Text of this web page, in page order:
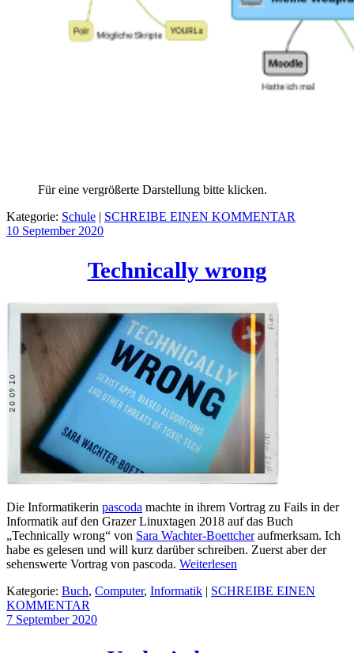
Für eine vergrößerte Darstellung bitte klicken.
Kategorie: Schule | SCHREIBE EINEN KOMMENTAR
10 September 2020
Technically wrong
Die Informatikerin pascoda machte in ihrem Vortrag zu Fails in der
Informatik auf den Grazer Linuxtagen 2018 auf das Buch
„Technically wrong“ von Sara Wachter-Boettcheraufmerksam. Ich
habe es gelesen und will kurz darüber schreiben. Zuerst aber der
sehenswerte Vortrag von pascoda. Weiterlesen
Kategorie: Buch, Computer, Informatik | SCHREIBE EINEN
KOMMENTAR
7 September 2020